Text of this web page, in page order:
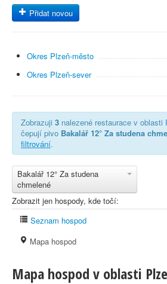
Přidat novou
Okres Plzeň-město
Okres Plzeň-sever
Zobrazuji 3 nalezené restaurace v
čepují pivo Bakalář 12° Za studena
filtrování.
Bakalář 12° Za studena
chmelené
Zobrazit jen hospody, kde točí:
Seznam hospod
Mapa hospod
Mapa hospod v oblasti